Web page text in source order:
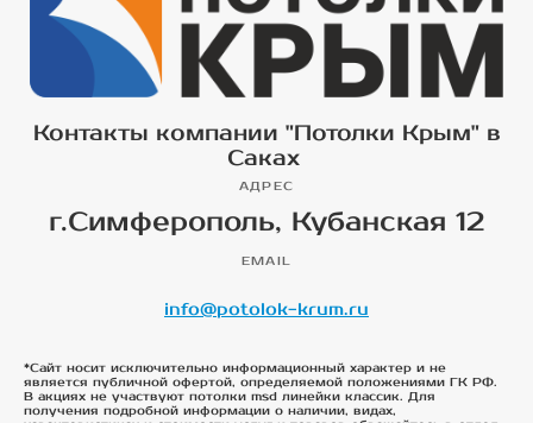
Контакты компании "Потолки Крым" в
Саках
АДРЕС
г.Симферополь, Кубанская 12
EMAIL
info@potolok-krum.ru
*Сайт носит исключительно информационный характер и не
является публичной офертой, определяемой положениями ГК РФ.
В акциях не участвуют потолки msd линейки классик. Для
получения подробной информации о наличии, видах,